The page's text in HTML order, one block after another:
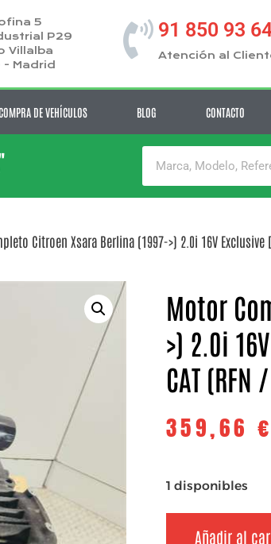
5
P29
Villalba
Madrid
91 850 93
Atención al
DE VEHÍCULOS BLOG CONTACTO
Citroen Xsara Berlina (1997->) 2.0i 16V Exclusive
Motor
>) 2.0i
CAT
359,66 €
1 disponibles
Añadir al